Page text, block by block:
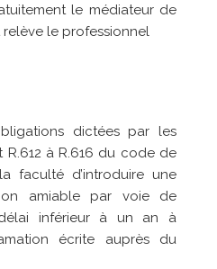
le médiateur de
le professionnel
dictées par les
R.612 à R.616 du code de
faculté d’introduire une
amiable par voie de
inférieur à un an à
écrite auprès du